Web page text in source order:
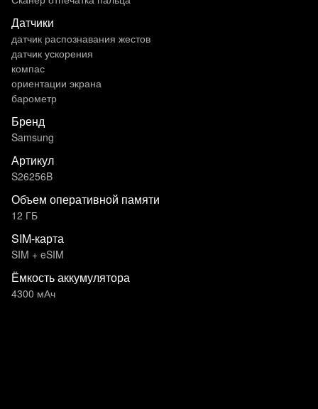
Датчики
датчик распознавания жестов
датчик ускорения
компас
ориентации экрана
барометр
Бренд
Samsung
Артикул
S26256B
Объем оперативной памяти
12 ГБ
SIM-карта
SIM + eSIM
Ёмкость аккумулятора
4300 мАч